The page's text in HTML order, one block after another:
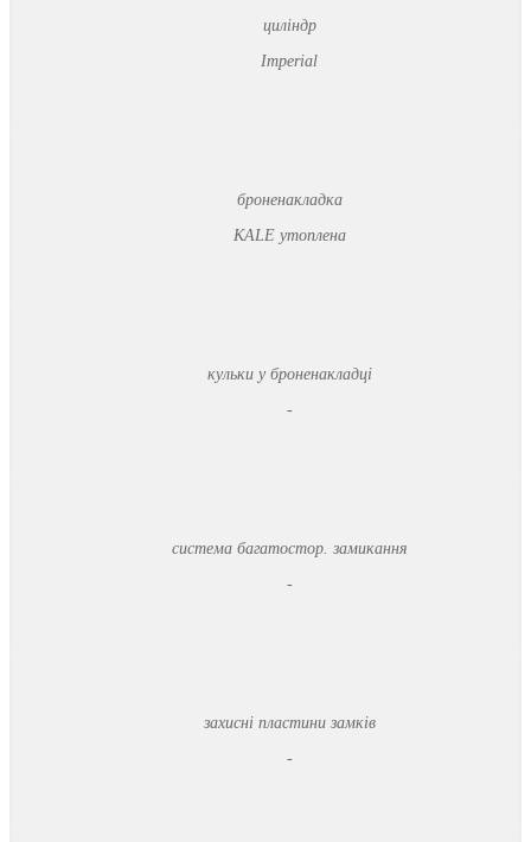
циліндр
Imperial
броненакладка
KALE утоплена
кульки у броненакладці
-
система багатостор. замикання
-
захисні пластини замків
-